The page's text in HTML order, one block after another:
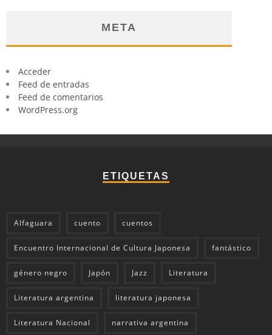
META
Acceder
Feed de entradas
Feed de comentarios
WordPress.org
ETIQUETAS
Alfaguara cuento cuentos
Encuentro Internacional de Cultura Japonesa fantástico
género negro Japón Jazz Literatura
Literatura argentina literatura japonesa
Literatura Nacional narrativa argentina